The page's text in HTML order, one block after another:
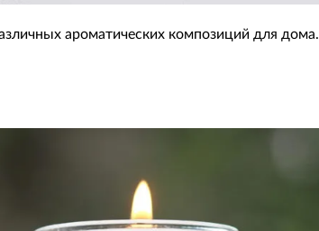
ароматических композиций для дома.